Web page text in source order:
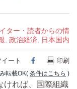
ター・読者からの情
政治経済 日本国内
イート Facebook
印刷
転載OK( 条件はこちら )
れば、国際組織